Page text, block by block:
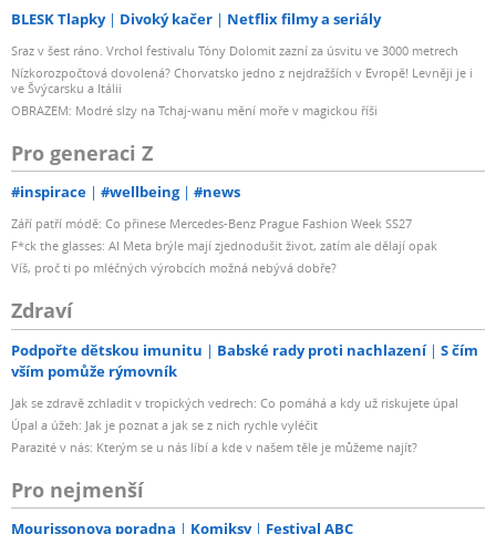
BLESK Tlapky Divoký kačer Netflix filmy a seriály
Sraz v šest ráno. Vrchol festivalu Tóny Dolomit zazní za úsvitu ve 3000 metrech
Nízkorozpočtová dovolená? Chorvatsko jedno z nejdražších v Evropě! Levněji je i
ve Švýcarsku a Itálii
OBRAZEM: Modré slzy na Tchaj-wanu mění moře v magickou říši
Pro generaci Z
#inspirace #wellbeing #news
Září patří módě: Co přinese Mercedes-Benz Prague Fashion Week SS27
F*ck the glasses: AI Meta brýle mají zjednodušit život, zatím ale dělají opak
Víš, proč ti po mléčných výrobcích možná nebývá dobře?
Zdraví
Podpořte dětskou imunitu Babské rady proti nachlazení
S čím
vším pomůže rýmovník
Jak se zdravě zchladit v tropických vedrech: Co pomáhá a kdy už riskujete úpal
Úpal a úžeh: Jak je poznat a jak se z nich rychle vyléčit
Parazité v nás: Kterým se u nás líbí a kde v našem těle je můžeme najít?
Pro nejmenší
Mourissonova poradna Komiksy Festival ABC